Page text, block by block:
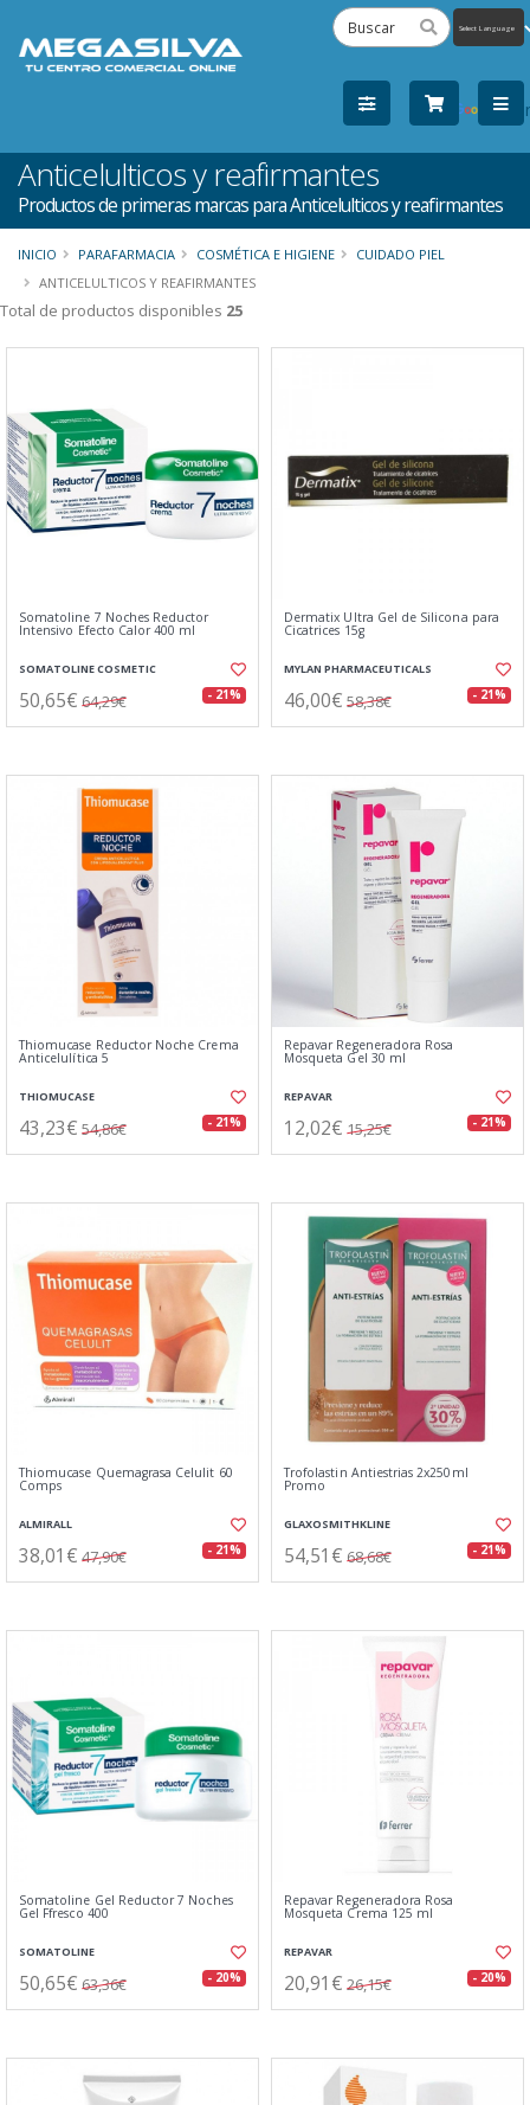
by
Anticelulticos y reafirmantes
Productos de primeras marcas para Anticelulticos y reafirmantes
INICIO PARAFARMACIA COSMÉTICA E HIGIENE
CUIDADO PIEL
ANTICELULTICOS Y REAFIRMANTES
Total de productos disponibles 25
Somatoline 7 Noches Reductor
Intensivo Efecto Calor 400 ml
SOMATOLINE COSMETIC
50,65€ 64,29€ - 21%
Dermatix Ultra Gel de Silicona para
Cicatrices 15g
MYLAN PHARMACEUTICALS
46,00€ 58,38€ - 21%
Thiomucase Reductor Noche Crema
Anticelulítica 5
THIOMUCASE
43,23€ 54,86€ - 21%
Repavar Regeneradora Rosa
Mosqueta Gel 30 ml
REPAVAR
12,02€ 15,25€ - 21%
Thiomucase Quemagrasa Celulit 60
Comps
ALMIRALL
38,01€ 47,90€ - 21%
Trofolastin Antiestrias 2x250ml
Promo
GLAXOSMITHKLINE
54,51€ 68,68€ - 21%
Somatoline Gel Reductor 7 Noches
Gel Ffresco 400
SOMATOLINE
50,65€ 63,36€ - 20%
Repavar Regeneradora Rosa
Mosqueta Crema 125 ml
REPAVAR
20,91€ 26,15€ - 20%